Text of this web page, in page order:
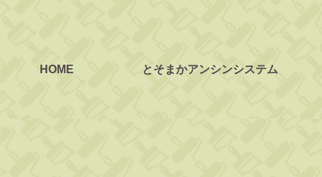
HOME とそまかアンシンシステム